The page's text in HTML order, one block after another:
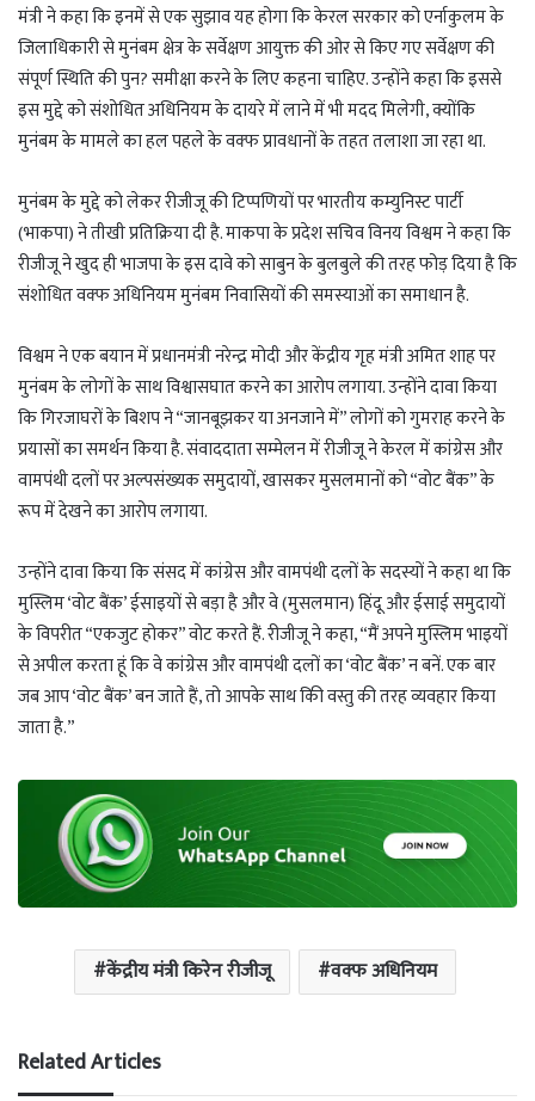
मंत्री ने कहा कि इनमें से एक सुझाव यह होगा कि केरल सरकार को एर्नाकुलम के
जिलाधिकारी से मुनंबम क्षेत्र के सर्वेक्षण आयुक्त की ओर से किए गए सर्वेक्षण की
संपूर्ण स्थिति की पुन? समीक्षा करने के लिए कहना चाहिए. उन्होंने कहा कि इससे
इस मुद्दे को संशोधित अधिनियम के दायरे में लाने में भी मदद मिलेगी, क्योंकि
मुनंबम के मामले का हल पहले के वक्फ प्रावधानों के तहत तलाशा जा रहा था.
मुनंबम के मुद्दे को लेकर रीजीजू की टिप्पणियों पर भारतीय कम्युनिस्ट पार्टी
(भाकपा) ने तीखी प्रतिक्रिया दी है. माकपा के प्रदेश सचिव विनय विश्वम ने कहा कि
रीजीजू ने खुद ही भाजपा के इस दावे को साबुन के बुलबुले की तरह फोड़ दिया है कि
संशोधित वक्फ अधिनियम मुनंबम निवासियों की समस्याओं का समाधान है.
विश्वम ने एक बयान में प्रधानमंत्री नरेन्द्र मोदी और केंद्रीय गृह मंत्री अमित शाह पर
मुनंबम के लोगों के साथ विश्वासघात करने का आरोप लगाया. उन्होंने दावा किया
कि गिरजाघरों के बिशप ने “जानबूझकर या अनजाने में” लोगों को गुमराह करने के
प्रयासों का समर्थन किया है. संवाददाता सम्मेलन में रीजीजू ने केरल में कांग्रेस और
वामपंथी दलों पर अल्पसंख्यक समुदायों, खासकर मुसलमानों को “वोट बैंक” के
रूप में देखने का आरोप लगाया.
उन्होंने दावा किया कि संसद में कांग्रेस और वामपंथी दलों के सदस्यों ने कहा था कि
मुस्लिम ‘वोट बैंक’ ईसाइयों से बड़ा है और वे (मुसलमान) हिंदू और ईसाई समुदायों
के विपरीत “एकजुट होकर” वोट करते हैं. रीजीजू ने कहा, “मैं अपने मुस्लिम भाइयों
से अपील करता हूं कि वे कांग्रेस और वामपंथी दलों का ‘वोट बैंक’ न बनें. एक बार
जब आप ‘वोट बैंक’ बन जाते हैं, तो आपके साथ किी वस्तु की तरह व्यवहार किया
जाता है.”
केंद्रीय मंत्री किरेन रीजीजू वक्फ अधिनियम
Related Articles